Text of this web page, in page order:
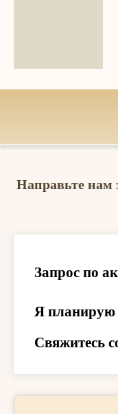
Направьте нам
Запрос по
Я планирую
Свяжитесь